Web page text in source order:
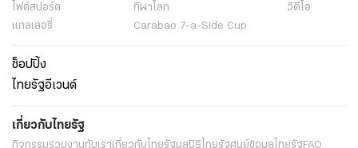
ไฟต์สปอร์ต
กีฬาโลก
วิดีโอ
แกลเลอรี่
Carabao 7-a-Side Cup
ช็อปปิ้ง
ไทยรัฐอีเวนต์
เกี่ยวกับไทยรัฐ
กิจกรรมร่วมงานกับเราเกี่ยวกับไทยรัฐมูลนิธิไทยรัฐศูนย์ข้อมูลไทยรัฐFAQ